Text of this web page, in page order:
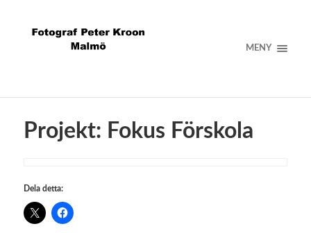
MENY
Projekt: Fokus Förskola
Dela detta: